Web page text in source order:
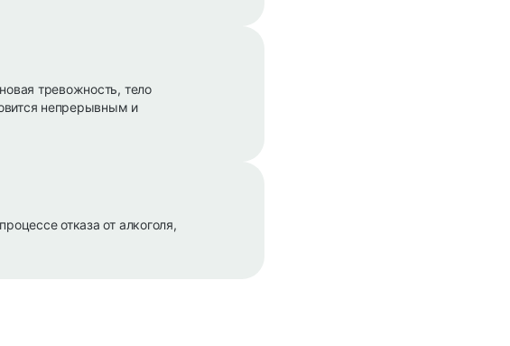
тревожность, тело
непрерывным и
отказа от алкоголя,